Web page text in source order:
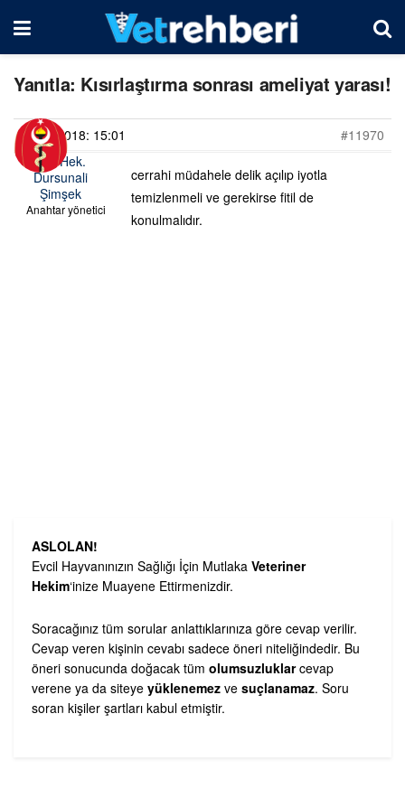
Yanıtla: Kısırlaştırma sonrası ameliyat yarası!
18/07/2018: 15:01
#11970
Vet. Hek.
Dursunali
Şimşek
Anahtar yönetici
cerrahi müdahele delik açılıp iyotla
temizlenmeli ve gerekirse fitil de
konulmalıdır.
ASLOLAN!
Evcil Hayvanınızın Sağlığı İçin Mutlaka Veteriner
Hekim‘inize Muayene Ettirmenizdir.
Soracağınız tüm sorular anlattıklarınıza göre cevap verilir.
Cevap veren kişinin cevabı sadece öneri niteliğindedir. Bu
öneri sonucunda doğacak tüm olumsuzluklarcevap
verene ya da siteye yüklenemez ve suçlanamaz. Soru
soran kişiler şartları kabul etmiştir.